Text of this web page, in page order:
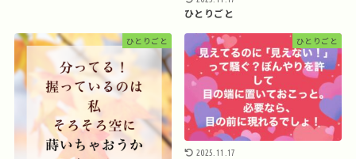
ひとりごと
ひとりごと ひとりごと
2025.11.17